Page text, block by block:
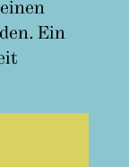
Ein